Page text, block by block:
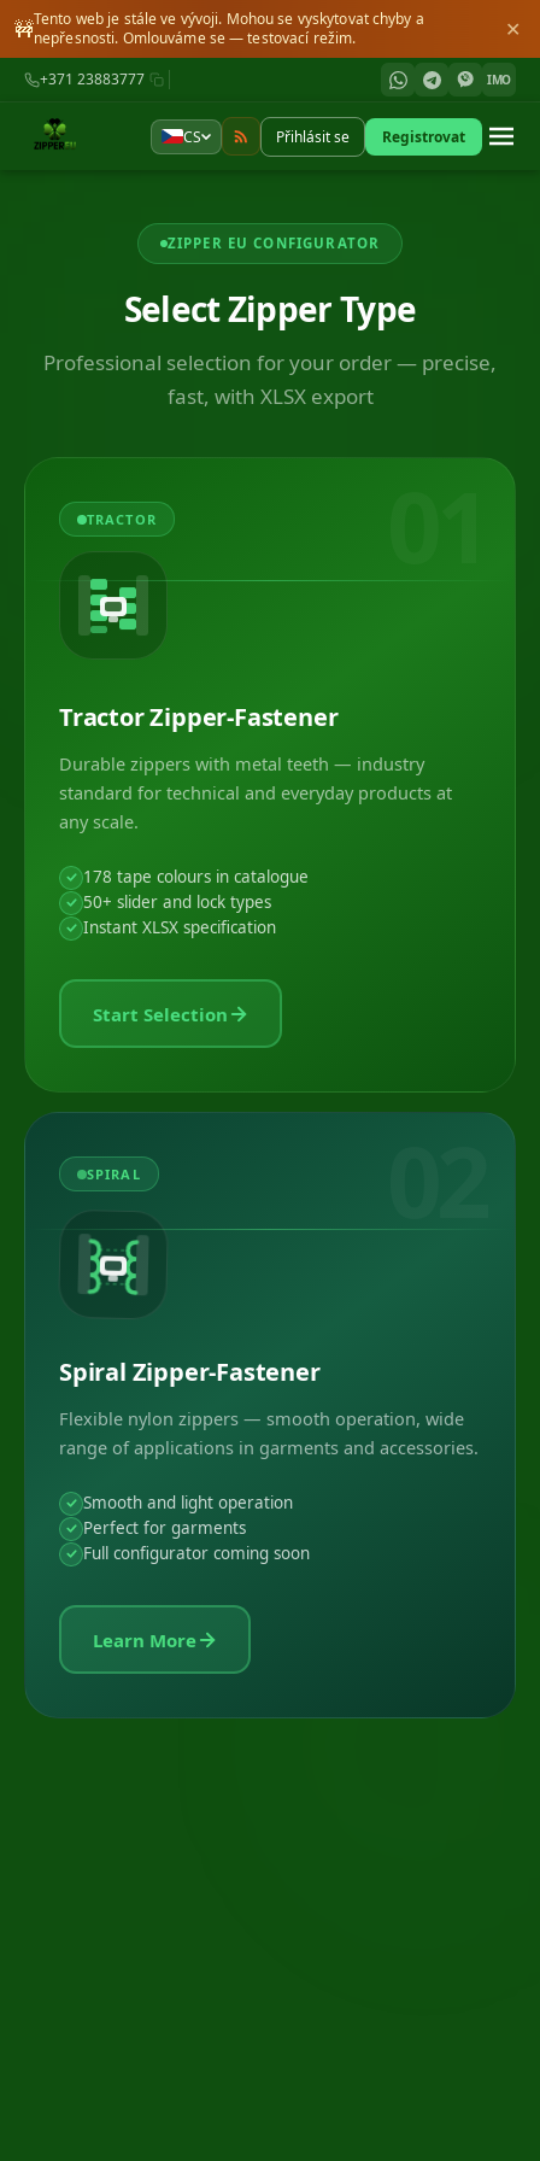
🚧Tento web je stále ve vývoji. Mohou se vyskytovat chyby a
nepřesnosti. Omlouváme se — testovací režim.
✕
+371 23883777 IMO
CS Přihlásit se Registrovat
ZIPPER EU CONFIGURATOR
Select Zipper Type
Professional selection for your order — precise,
fast, with XLSX export
TRACTOR
Tractor Zipper-Fastener
Durable zippers with metal teeth — industry
standard for technical and everyday products at
any scale.
178 tape colours in catalogue
50+ slider and lock types
Instant XLSX specification
Start Selection
SPIRAL
Spiral Zipper-Fastener
Flexible nylon zippers — smooth operation, wide
range of applications in garments and accessories.
Smooth and light operation
Perfect for garments
Full configurator coming soon
Learn More